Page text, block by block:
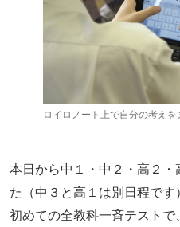
ロイロノート上で自分の考え
本日から中１・中２・高２
た（中３と高１は別日程で
初めての全教科一斉テストで